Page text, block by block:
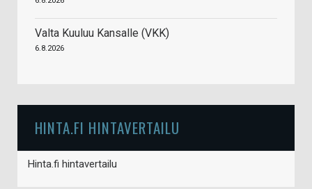
Valta Kuuluu Kansalle (VKK)
6.8.2026
HINTA.FI HINTAVERTAILU
Hinta.fi hintavertailu